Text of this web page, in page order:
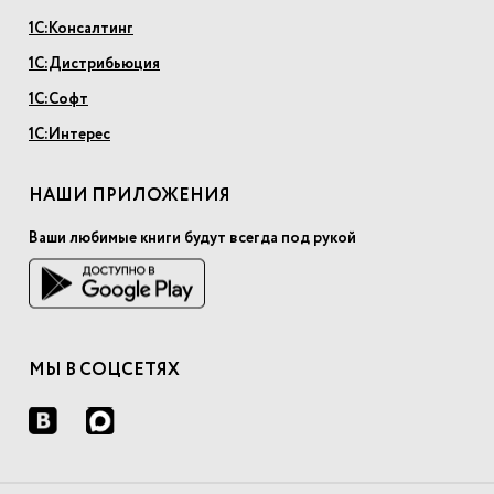
1С:Консалтинг
1С:Дистрибьюция
1С:Софт
1С:Интерес
НАШИ ПРИЛОЖЕНИЯ
Ваши любимые книги будут всегда под рукой
МЫ В СОЦСЕТЯХ